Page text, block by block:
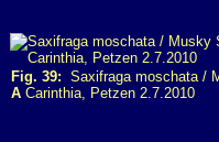
Fig. 39: Saxifraga moschata /
A Carinthia, Petzen 2.7.2010